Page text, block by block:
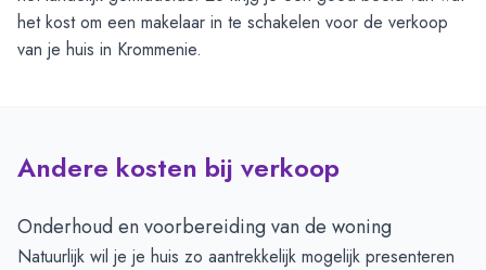
het kost om een makelaar in te schakelen voor de verkoop
van je huis in Krommenie.
Andere kosten bij verkoop
Onderhoud en voorbereiding van de woning
Natuurlijk wil je je huis zo aantrekkelijk mogelijk presenteren